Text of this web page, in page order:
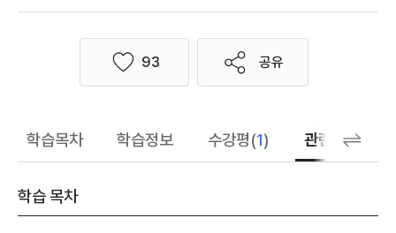
좋아요
93 공유
학습목차 학습정보 수강평(1) 관련 추천 학습
학습 목차